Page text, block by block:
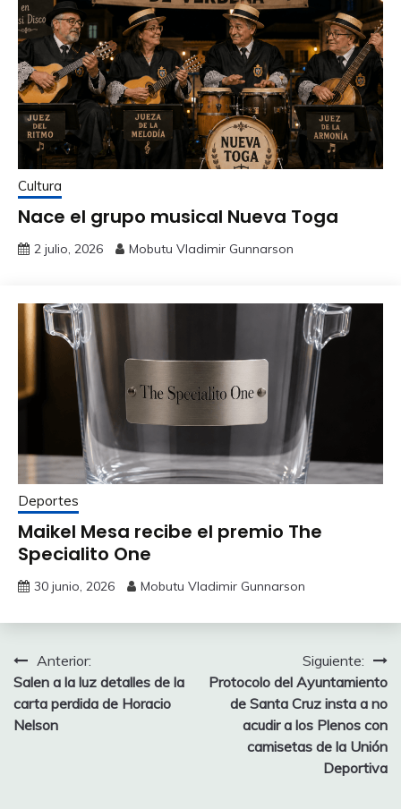
Cultura
Nace el grupo musical Nueva Toga
2 julio, 2026 Mobutu Vladimir Gunnarson
Deportes
Maikel Mesa recibe el premio The
Specialito One
30 junio, 2026 Mobutu Vladimir Gunnarson
Navegación
de
entradas
Anterior:
Salen a la luz detalles de la
carta perdida de Horacio
Nelson
Siguiente:
Protocolo del Ayuntamiento
de Santa Cruz insta a no
acudir a los Plenos con
camisetas de la Unión
Deportiva